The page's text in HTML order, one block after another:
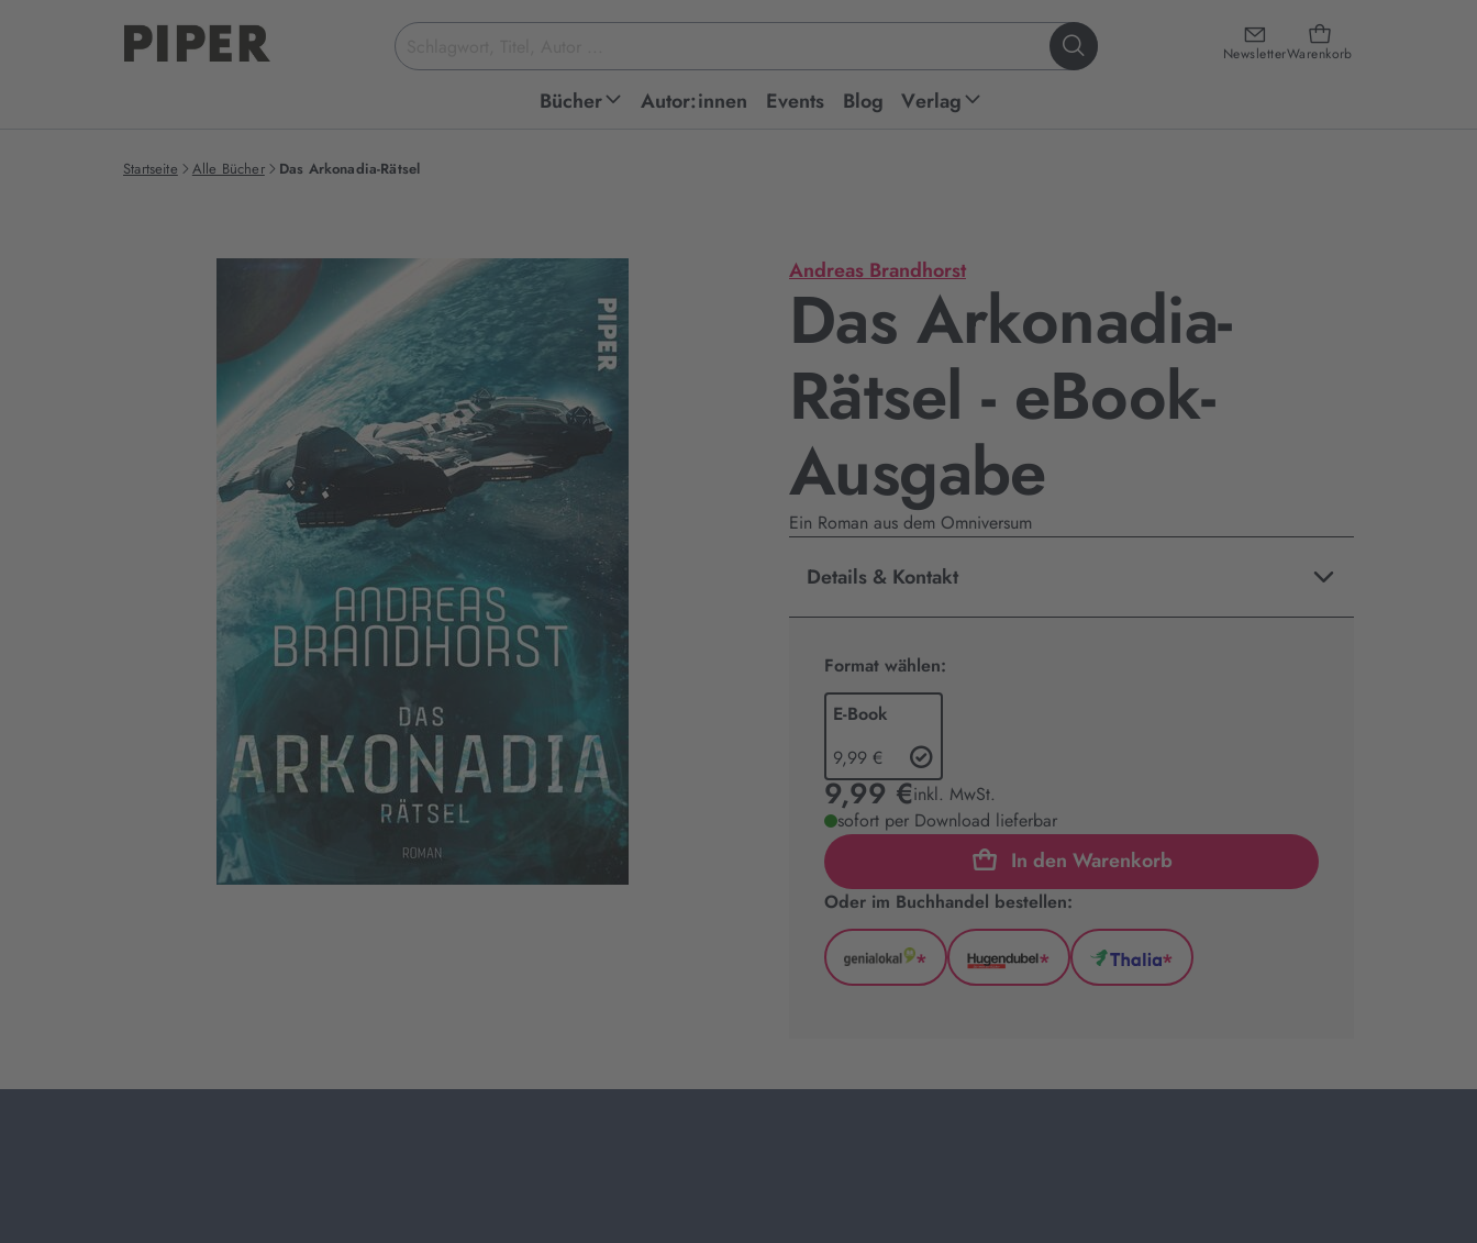
NewsletterWarenkorb
Suchbegriff
eingeben
Bücher Autor:innen Events Blog Verlag
Startseite Alle Bücher Das Arkonadia-Rätsel
Andreas Brandhorst
Das Arkonadia-
Rätsel - eBook-
Ausgabe
Ein Roman aus dem Omniversum
Details & Kontakt
Format wählen:
E-Book
9,99 €
9,99 €inkl. MwSt.
sofort per Download lieferbar
In den Warenkorb
Oder im Buchhandel bestellen:
GenialLokal
geöffnet)
*
Hugendubel
geöffnet)
*
Thalia
geöffnet)
*